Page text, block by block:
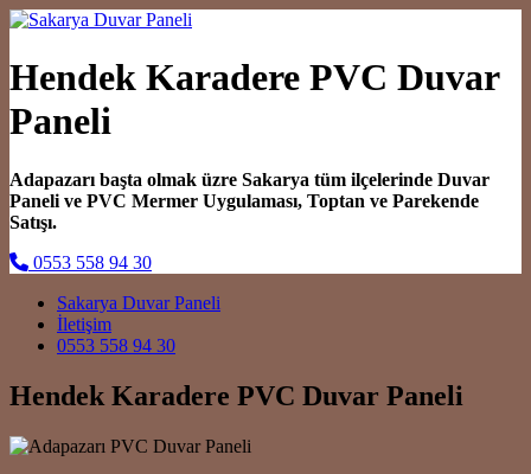
Hendek Karadere PVC Duvar
Paneli
Adapazarı başta olmak üzre Sakarya tüm ilçelerinde Duvar
Paneli ve PVC Mermer Uygulaması, Toptan ve Parekende
Satışı.
0553 558 94 30
Main Navigation
Sakarya Duvar Paneli
İletişim
0553 558 94 30
Hendek Karadere PVC Duvar Paneli